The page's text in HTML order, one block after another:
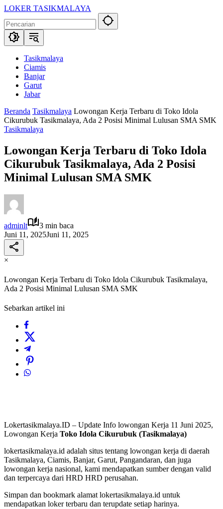
Langsung
konten
LOKER TASIKMALAYA
Lowongan
Kerja
Tasikmalaya
SekitarnaTasikmalaya
Ciamis
Banjar
Garut
Jabar
Beranda Tasikmalaya Lowongan Kerja Terbaru di Toko Idola
Cikurubuk Tasikmalaya, Ada 2 Posisi Minimal Lulusan SMA SMK
Tasikmalaya
Lowongan Kerja Terbaru di Toko Idola
Cikurubuk Tasikmalaya, Ada 2 Posisi
Minimal Lulusan SMA SMK
adminlt
3 min baca
Juni 11, 2025Juni 11, 2025
×
Lowongan Kerja Terbaru di Toko Idola Cikurubuk Tasikmalaya,
Ada 2 Posisi Minimal Lulusan SMA SMK
Sebarkan artikel ini
Lokertasikmalaya.ID – Update Info lowongan Kerja 11 Juni 2025,
Lowongan Kerja Toko Idola Cikurubuk (Tasikmalaya)
lokertasikmalaya.id adalah situs tentang lowongan kerja di daerah
Tasikmalaya, Ciamis, Banjar, Garut, Pangandaran, dan juga
lowongan kerja nasional, kami mendapatkan sumber dengan valid
dan terpercaya dari HRD HRD perusahan.
Simpan dan bookmark alamat lokertasikmalaya.id untuk
mendapatkan loker terbaru dan terupdate setiap harinya.